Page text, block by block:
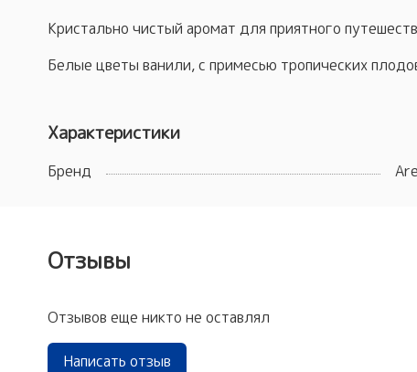
Кристально чистый аромат для приятного
Белые цветы ванили, с примесью тропических
Характеристики
Бренд
Отзывы
Отзывов еще никто не оставлял
Написать отзыв